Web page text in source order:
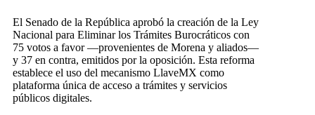
El Senado de la República aprobó la creación de la Ley
Nacional para Eliminar los Trámites Burocráticos con
75 votos a favor —provenientes de Morena y aliados—
y 37 en contra, emitidos por la oposición. Esta reforma
establece el uso del mecanismo LlaveMX como
plataforma única de acceso a trámites y servicios
públicos digitales.